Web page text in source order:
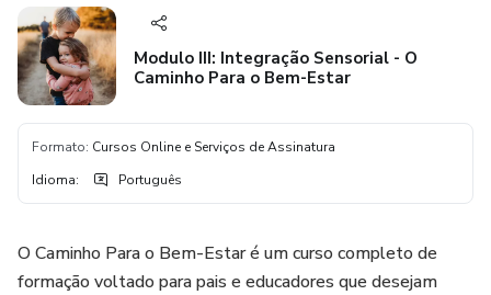
Modulo III: Integração Sensorial - O
Caminho Para o Bem-Estar
Formato: Cursos Online e Serviços de Assinatura
Idioma: Português
O Caminho Para o Bem-Estar é um curso completo de
formação voltado para pais e educadores que desejam